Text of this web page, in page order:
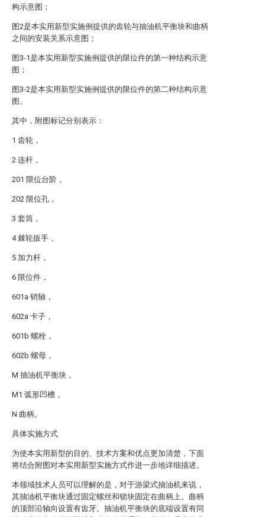
构示意图；
图2是本实用新型实施例提供的齿轮与抽油机平衡块和曲柄
之间的安装关系示意图；
图3-1是本实用新型实施例提供的限位件的第一种结构示意
图；
图3-2是本实用新型实施例提供的限位件的第二种结构示意
图。
其中，附图标记分别表示：
1 齿轮，
2 连杆，
201 限位台阶，
202 限位孔，
3 套筒，
4 棘轮扳手，
5 加力杆，
6 限位件，
601a 销轴，
602a 卡子，
601b 螺栓，
602b 螺母，
M 抽油机平衡块，
M1 弧形凹槽，
N 曲柄。
具体实施方式
为使本实用新型的目的、技术方案和优点更加清楚，下面
将结合附图对本实用新型实施方式作进一步地详细描述。
本领域技术人员可以理解的是，对于游梁式抽油机来说，
其抽油机平衡块通过固定螺丝和锁块固定在曲柄上。曲柄
的顶部沿轴向设置有齿牙。抽油机平衡块的底端设置有同